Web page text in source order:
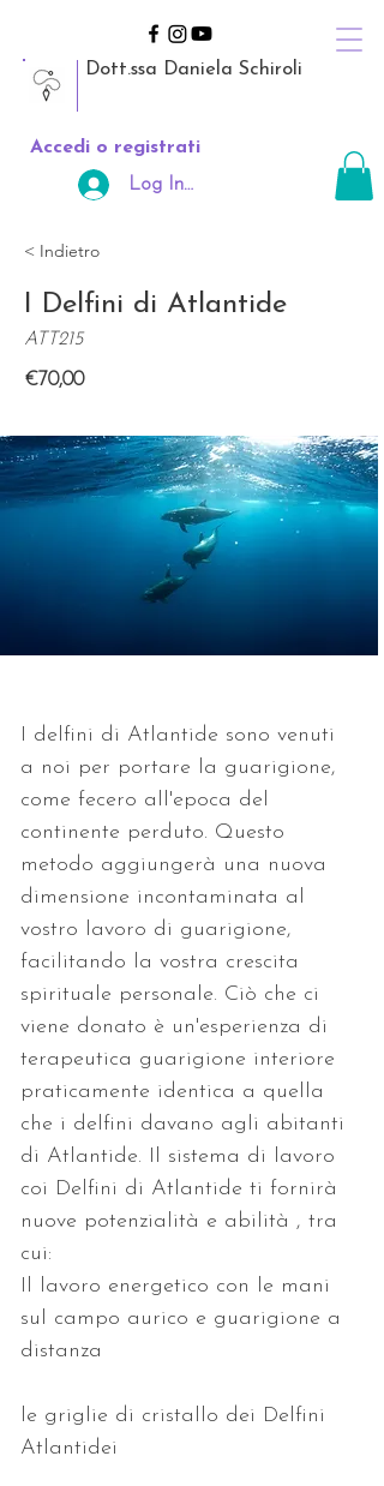
Dott.ssa Daniela Schiroli
Accedi o registrati
Log In Area Riservata
< Indietro
I Delfini di Atlantide
ATT215
€70,00
I delfini di Atlantide sono venuti
a noi per portare la guarigione,
come fecero all'epoca del
continente perduto. Questo
metodo aggiungerà una nuova
dimensione incontaminata al
vostro lavoro di guarigione,
facilitando la vostra crescita
spirituale personale. Ciò che ci
viene donato è un'esperienza di
terapeutica guarigione interiore
praticamente identica a quella
che i delfini davano agli abitanti
di Atlantide. Il sistema di lavoro
coi Delfini di Atlantide ti fornirà
nuove potenzialità e abilità , tra
cui:
Il lavoro energetico con le mani
sul campo aurico e guarigione a
distanza
le griglie di cristallo dei Delfini
Atlantidei